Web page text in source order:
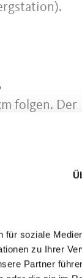
für soziale
zu Ihrer
Partner
folgen. Der